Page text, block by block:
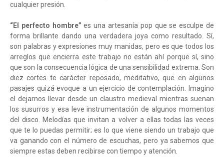
cualquier presión.
“El perfecto hombre” es una artesanía pop que se esculpe de
forma brillante dando una verdadera joya como resultado. Sí,
son palabras y expresiones muy manidas, pero es que todos los
arreglos que encierra este trabajo no están ahí porque sí, sino
que son la consecuencia lógica de una sensibilidad extrema. Son
diez cortes te carácter reposado, meditativo, que en algunos
pasajes quizá evoque a un ejercicio de contemplación. Imagino
el dejarnos llevar desde un claustro medieval mientras suenan
los susurros y esa leve instrumentación de algunos momentos
del disco. Melodías que invitan a volver a ellas todas las veces
que te lo puedas permitir; es lo que viene siendo un trabajo que
va ganando con el número de escuchas, pero ya sabemos que
siempre estas deben recibirse con tiempo y atención.